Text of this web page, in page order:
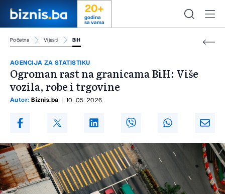
20+
godina
sa vama
Početna Vijesti BiH
AGENCIJA ZA STATISTIKU
Ogroman rast na granicama BiH: Više
vozila, robe i trgovine
Autor: Biznis.ba 10. 05. 2026.